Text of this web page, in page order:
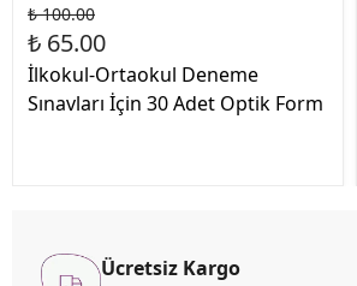
₺ 100.00
₺ 65.00
İlkokul-Ortaokul Deneme
Sınavları İçin 30 Adet Optik Form
Ücretsiz Kargo